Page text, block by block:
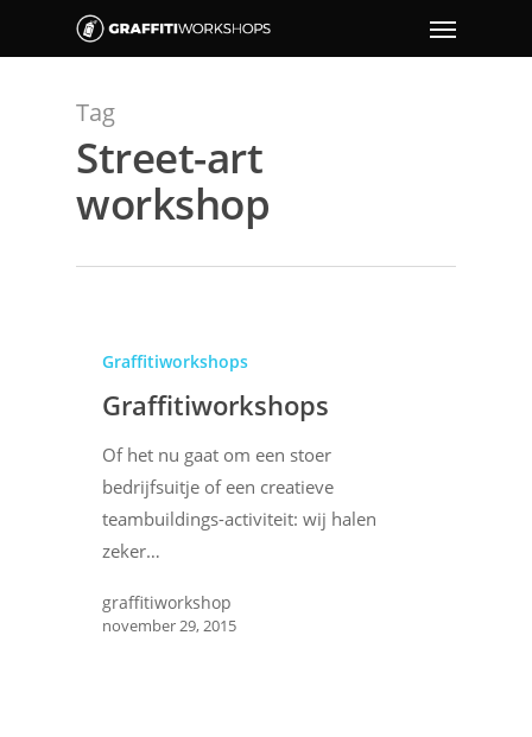
Tag
Street-art
workshop
Graffitiworkshops
Graffitiworkshops
Of het nu gaat om een stoer
bedrijfsuitje of een creatieve
teambuildings-activiteit: wij halen
zeker…
graffitiworkshop
november 29, 2015